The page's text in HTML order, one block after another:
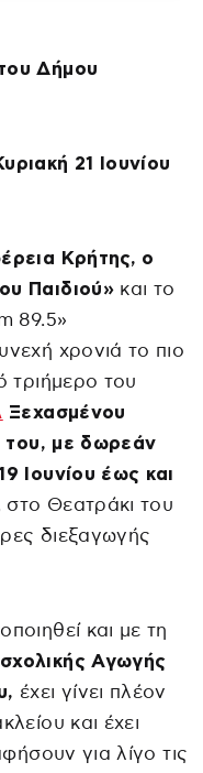
Δήμου
21 Ιουνίου
Κρήτης, ο
Παιδιού»και το
89.5»
χρονιά το πιο
τριήμερο του
Ξεχασμένου
του, με δωρεάν
Ιουνίου έως και
στο Θεατράκι του
διεξαγωγής
και με τη
Αγωγής
έχει γίνει πλέον
και έχει
για λίγο τις